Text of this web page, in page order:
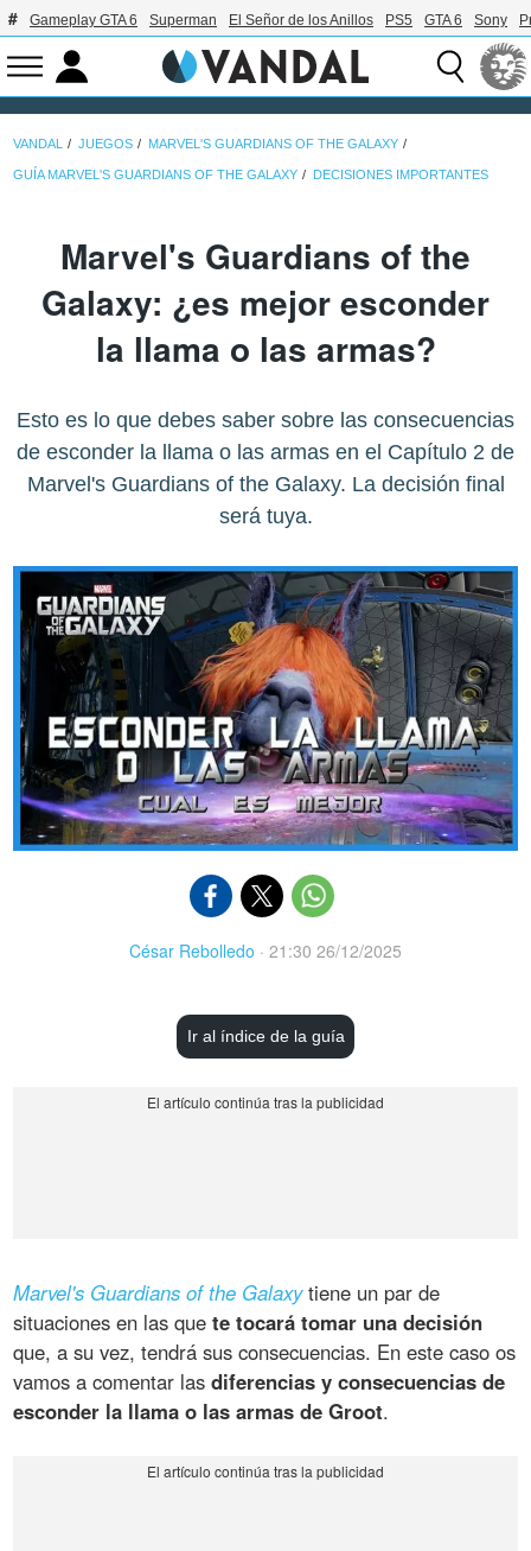
Gameplay GTA 6 Superman El Señor de los Anillos PS5 GTA 6 Sony
VANDAL JUEGOS MARVEL'S GUARDIANS OF THE GALAXY
GUÍA MARVEL'S GUARDIANS OF THE GALAXY DECISIONES IMPORTANTES
Marvel's Guardians of the
Galaxy: ¿es mejor esconder
la llama o las armas?
Esto es lo que debes saber sobre las consecuencias
de esconder la llama o las armas en el Capítulo 2 de
Marvel's Guardians of the Galaxy. La decisión final
será tuya.
César Rebolledo · 21:30 26/12/2025
Ir al índice de la guía
Marvel's Guardians of the Galaxytiene un par de
situaciones en las quete tocará tomar una decisión
que, a su vez, tendrá sus consecuencias. En este caso os
vamos a comentar lasdiferencias y consecuencias de
esconder la llama o las armas de Groot.